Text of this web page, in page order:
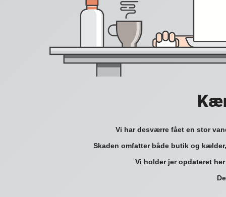
Vi har desværre fået en stor
Skaden omfatter både butik og
Vi holder jer opdateret